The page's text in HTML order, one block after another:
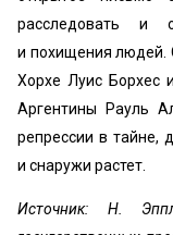
расследовать и
и похищения людей.
Хорхе Луис Борхес
Аргентины Рауль
репрессии в тайне,
и снаружи растет.
Источник: Н.